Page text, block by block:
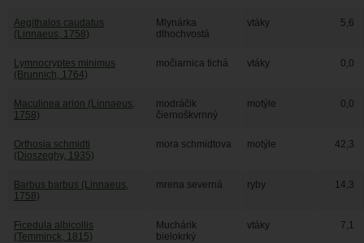
Aegithalos caudatus
(Linnaeus, 1758)
Mlynárka
dlhochvostá
vtáky 5,6
Lymnocryptes minimus
(Brunnich, 1764)
močiarnica tichá vtáky 0,0
Maculinea arion (Linnaeus,
1758)
modráčik
čiernoškvrnný
motýle 0,0
Orthosia schmidti
(Dioszeghy, 1935)
mora schmidtova motýle 42,3
Barbus barbus (Linnaeus,
1758)
mrena severná ryby 14,3
Ficedula albicollis
(Temminck, 1815)
Muchárik
bielokrký
vtáky 7,1